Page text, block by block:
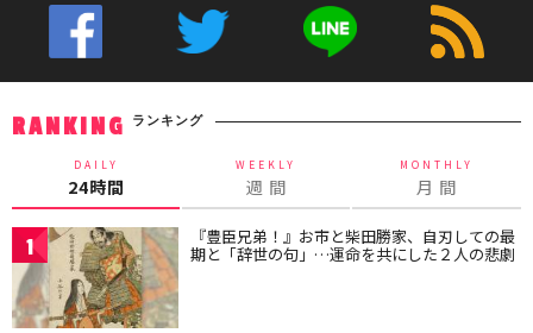
RANKING ランキング
DAILY
24時間
WEEKLY
週 間
MONTHLY
月 間
1 『豊臣兄弟！』お市と柴田勝家、自刃しての最
期と「辞世の句」…運命を共にした２人の悲劇